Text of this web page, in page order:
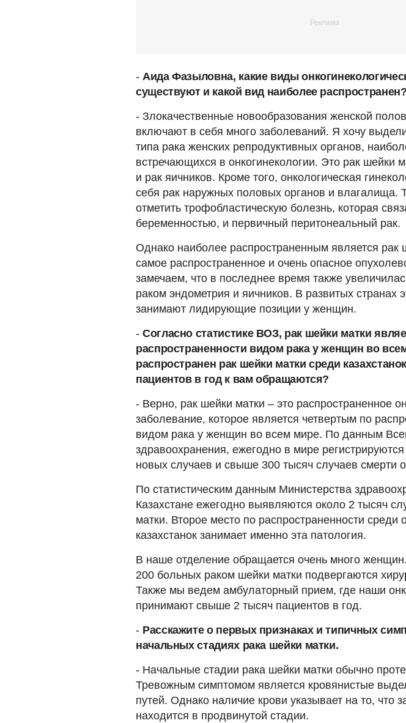
- Аида Фазыловна, какие виды
существуют и какой вид наиболее распространен?
- Злокачественные новообразования женской
включают в себя много заболеваний. Я хочу
типа рака женских репродуктивных органов,
встречающихся в онкогинекологии. Это рак шейки
и рак яичников. Кроме того, онкологическая
себя рак наружных половых органов и влагалища.
отметить трофобластическую болезнь, которая
беременностью, и первичный перитонеальный рак.
Однако наиболее распространенным является рак
самое распространенное и очень опасное
замечаем, что в последнее время также
раком эндометрия и яичников. В развитых странах
занимают лидирующие позиции у женщин.
- Согласно статистике ВОЗ, рак шейки матки
распространенности видом рака у женщин во
распространен рак шейки матки среди
пациентов в год к вам обращаются?
- Верно, рак шейки матки – это распространенное
заболевание, которое является четвертым по
видом рака у женщин во всем мире. По данным
здравоохранения, ежегодно в мире
новых случаев и свыше 300 тысяч случаев смерти
По статистическим данным Министерства
Казахстане ежегодно выявляются около 2 тысяч
матки. Второе место по распространенности среди
казахстанок занимает именно эта патология.
В наше отделение обращается очень много
200 больных раком шейки матки подвергаются
Также мы ведем амбулаторный прием, где наши
принимают свыше 2 тысяч пациентов в год.
- Расскажите о первых признаках и типичных
начальных стадиях рака шейки матки.
- Начальные стадии рака шейки матки обычно
Тревожным симптомом является кровянистые
путей. Однако наличие крови указывает на то, что
находится в продвинутой стадии.